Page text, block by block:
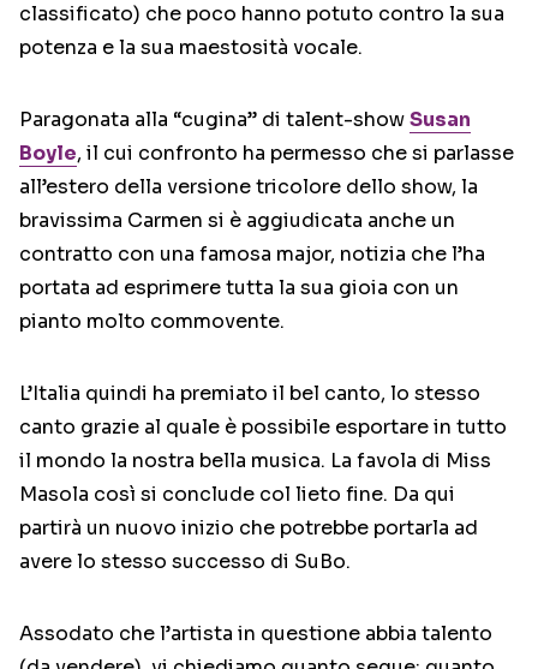
classificato) che poco hanno potuto contro la sua
potenza e la sua maestosità vocale.
Paragonata alla “cugina” di talent-showSusan
Boyle, il cui confronto ha permesso che si parlasse
all’estero della versione tricolore dello show, la
bravissima Carmen si è aggiudicata anche un
contratto con una famosa major, notizia che l’ha
portata ad esprimere tutta la sua gioia con un
pianto molto commovente.
L’Italia quindi ha premiato il bel canto, lo stesso
canto grazie al quale è possibile esportare in tutto
il mondo la nostra bella musica. La favola di Miss
Masola così si conclude col lieto fine. Da qui
partirà un nuovo inizio che potrebbe portarla ad
avere lo stesso successo di SuBo.
Assodato che l’artista in questione abbia talento